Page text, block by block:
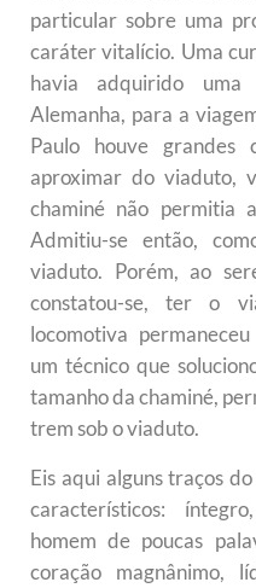
particular sobre uma
caráter vitalício. Uma
havia adquirido uma
Alemanha, para a
Paulo houve grandes
aproximar do viaduto,
chaminé não permitia
Admitiu-se então,
viaduto. Porém, ao
constatou-se, ter o
locomotiva
um técnico que
tamanho da chaminé,
trem sob o viaduto.
Eis aqui alguns traços
característicos:
homem de poucas
coração magnânimo,